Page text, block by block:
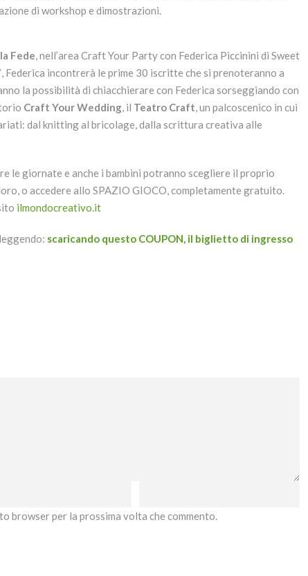
di workshop e dimostrazioni.
Fede, nell’area Craft Your Party con Federica Piccinini di Sweet
Federica incontrerà le prime 30 iscritte che si prenoteranno a
la possibilità di chiacchierare con Federica sorseggiando con
Craft Your Wedding, il Teatro Craft, un palcoscenico in cui
dal knitting al bricolage, dalla scrittura creativa alle
le giornate e anche i bambini potranno scegliere il proprio
o accedere allo SPAZIO GIOCO, completamente gratuito.
ilmondocreativo.it
scaricando questo COUPON, il biglietto di ingresso
browser per la prossima volta che commento.